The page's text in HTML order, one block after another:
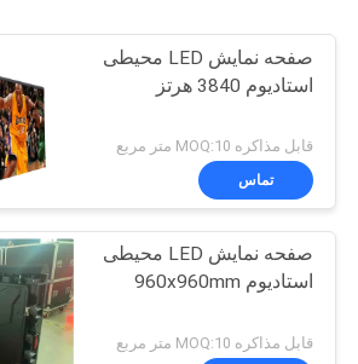
صفحه نمایش LED محیطی
استادیوم 3840 هرتز
قابل مذاکره MOQ:10 متر مربع
تماس
صفحه نمایش LED محیطی
استادیوم 960x960mm
قابل مذاکره MOQ:10 متر مربع